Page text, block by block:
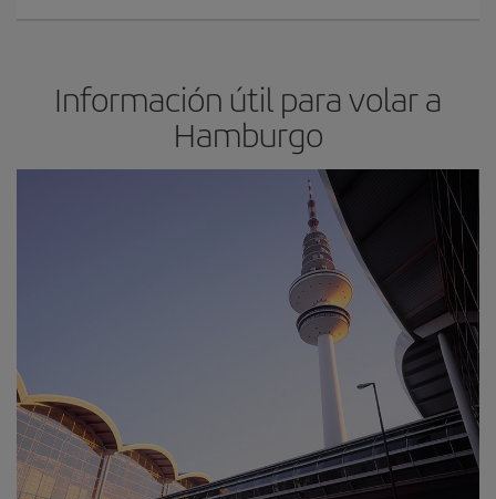
Información útil para volar a
Hamburgo